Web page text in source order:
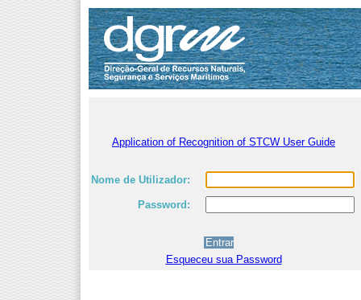
Application of Recognition of STCW User Guide
Nome de Utilizador:
Password:
Esqueceu sua Password